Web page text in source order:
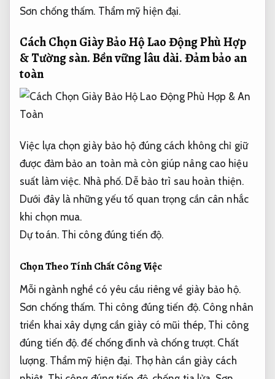
Sơn chống thấm. Thẩm mỹ hiện đại.
Cách Chọn Giày Bảo Hộ Lao Động Phù Hợp
&Tường sàn.Bền vững lâu dài.Đảm bảo an
toàn
Việc lựa chọn giày bảo hộ đúng cách không chỉ giữ
được đảm bảo an toàn mà còn giúp nâng cao hiệu
suất làm việc. Nhà phố. Dễ bảo trì sau hoàn thiện.
Dưới đây là những yếu tố quan trọng cần cân nhắc
khi chọn mua.
Dự toán. Thi công đúng tiến độ.
Chọn Theo Tính Chất Công Việc
Mỗi ngành nghề có yêu cầu riêng về giày bảo hộ.
Sơn chống thấm. Thi công đúng tiến độ.Công nhân
triển khai xây dựng cần giày có mũi thép, Thi công
đúng tiến độ. đế chống đinh và chống trượt. Chất
lượng. Thẩm mỹ hiện đại. Thợ hàn cần giày cách